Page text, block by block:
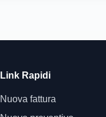
Link Rapidi
Nuova fattura